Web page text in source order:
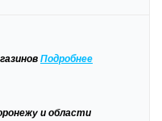
Подробнее
и области